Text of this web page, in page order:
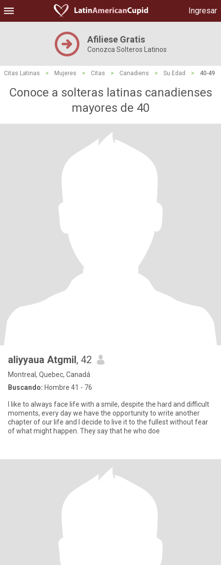
Ingresar
Afiliese Gratis
Conozca Solteros Latinos
Citas Latinas > Mujeres > Citas > Canadiens > Su Edad > 40-49
Conoce a solteras latinas canadienses
mayores de 40
aliyyaua Atgmil, 42
Montreal, Quebec, Canadá
Buscando: Hombre 41 - 76
I like to always face life with a smile, despite the hard and difficult
moments, every day we have the opportunity to write another
chapter of our life and I decide to live it to the fullest without fear
of what might happen. They say that he who doe